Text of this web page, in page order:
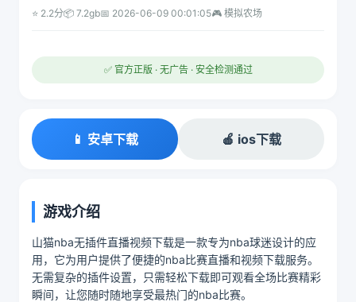
⭐ 2.2分📦 7.2gb📅 2026-06-09 00:01:05🎮 模拟农场
✅ 官方正版 · 无广告 · 安全检测通过
📱 安卓下载 🍎 ios下载
游戏介绍
山猫nba无插件直播视频下载是一款专为nba球迷设计的应
用，它为用户提供了便捷的nba比赛直播和视频下载服务。
无需复杂的插件设置，只需轻松下载即可观看全场比赛精彩
瞬间，让您随时随地享受最热门的nba比赛。